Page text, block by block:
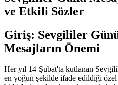
ve Etkili Sözler
Giriş: Sevgililer
Mesajların Önemi
Her yıl 14 Şubat'ta kutlanan
en yoğun şekilde ifade edildiği